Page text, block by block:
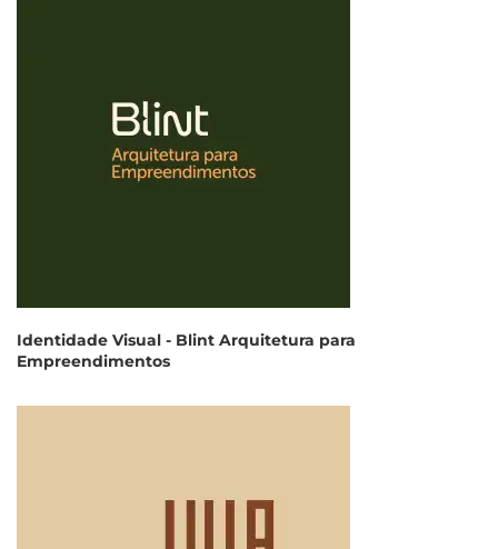
Identidade Visual - Blint Arquitetura para
Empreendimentos